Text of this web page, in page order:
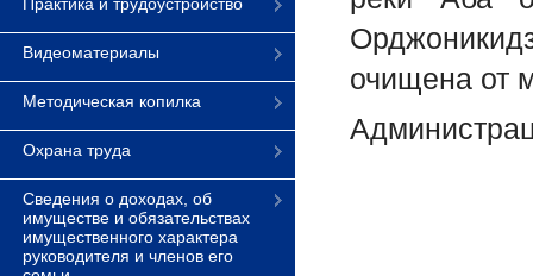
Видеоматериалы
Методическая копилка
Охрана труда
Сведения о доходах, об
имуществе и обязательствах
имущественного характера
руководителя и членов его
очищена от